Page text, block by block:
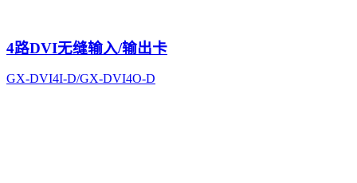
4路DVI无缝输入/输出卡
GX-DVI4I-D/GX-DVI4O-D